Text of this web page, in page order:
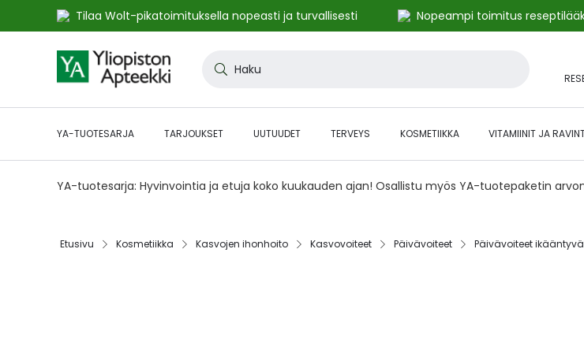
Tilaa Wolt-pikatoimituksella nopeasti ja turvallisesti Nopeampi toimitus
to
Content
YA-TUOTESARJA TARJOUKSET UUTUUDET TERVEYS KOSMETIIKKA VITAMIINIT JA
YA-tuotesarja: Hyvinvointia ja etuja koko kuukauden ajan! Osallistu myös YA-tuotepaketin
Etusivu‎ Kosmetiikka‎ Kasvojen ihonhoito‎ Kasvovoiteet‎ Päivävoiteet‎ Päivävoiteet